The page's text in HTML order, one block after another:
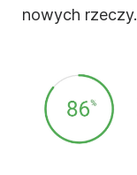
nowych rzeczy.